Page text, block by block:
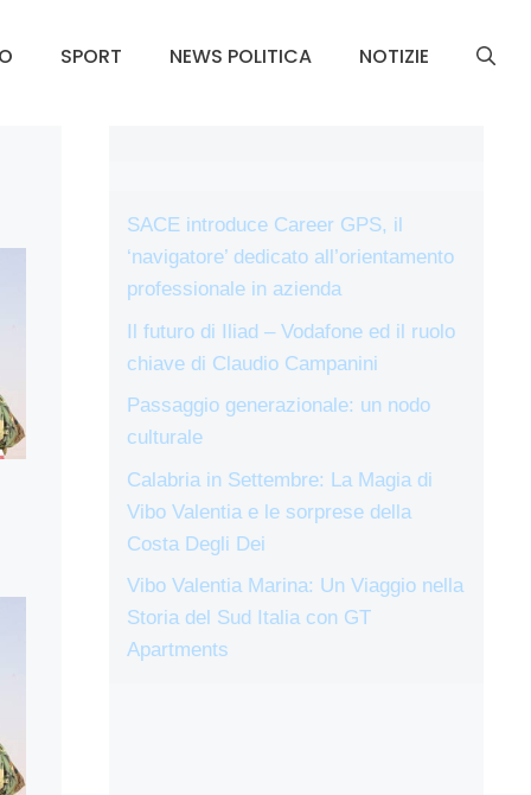
SPORT NEWS POLITICA NOTIZIE
SACE introduce Career GPS, il
‘navigatore’ dedicato all’orientamento
professionale in azienda
Il futuro di Iliad – Vodafone ed il ruolo
chiave di Claudio Campanini
Passaggio generazionale: un nodo
culturale
Calabria in Settembre: La Magia di
Vibo Valentia e le sorprese della
Costa Degli Dei
Vibo Valentia Marina: Un Viaggio nella
Storia del Sud Italia con GT
Apartments